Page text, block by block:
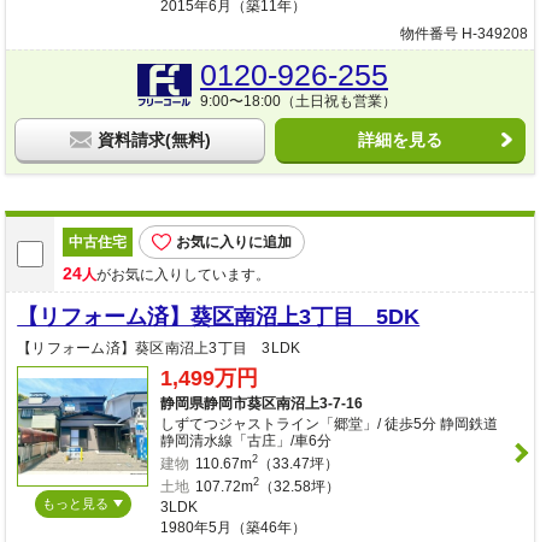
2015年6月（築11年）
物件番号 H-349208
0120-926-255
9:00〜18:00（土日祝も営業）
資料請求(無料) 詳細を見る
中古住宅 お気に入りに追加
24人がお気に入りしています。
【リフォーム済】葵区南沼上3丁目 5DK
【リフォーム済】葵区南沼上3丁目 3LDK
もっと見る
1,499万円
静岡県静岡市葵区南沼上3-7-16
しずてつジャストライン「郷堂」/ 徒歩5分 静岡鉄道
静岡清水線「古庄」/車6分
建物 110.67m2（33.47坪）
土地 107.72m2（32.58坪）
3LDK
1980年5月（築46年）